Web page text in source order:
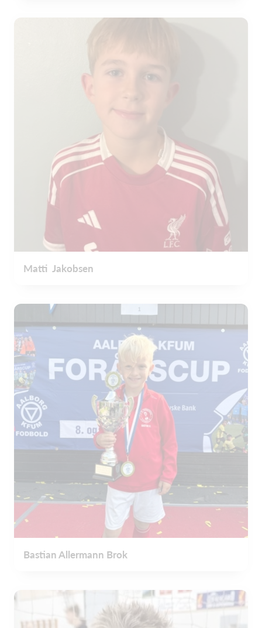
Matti Jakobsen
Bastian Allermann Brok